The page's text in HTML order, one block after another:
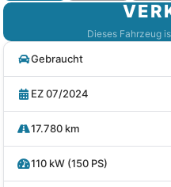
Dieses Fahrzeug
Gebraucht
EZ 07/2024
17.780 km
110 kW (150 PS)